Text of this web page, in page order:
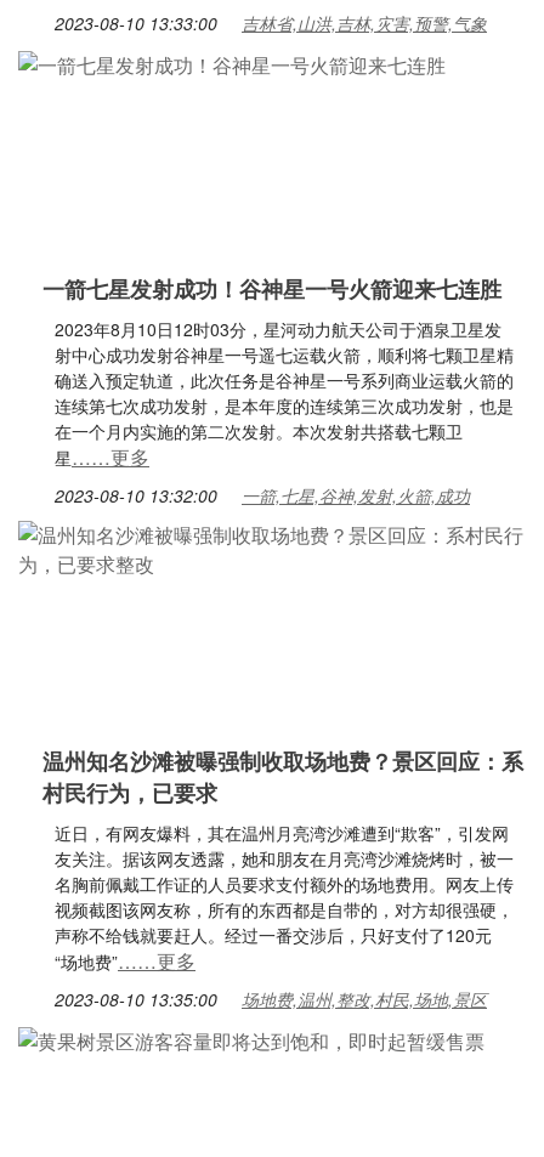
2023-08-10 13:33:00 吉林省,山洪,吉林,灾害,预警,气象
一箭七星发射成功！谷神星一号火箭迎来七连胜
2023年8月10日12时03分，星河动力航天公司于酒泉卫星发
射中心成功发射谷神星一号遥七运载火箭，顺利将七颗卫星精
确送入预定轨道，此次任务是谷神星一号系列商业运载火箭的
连续第七次成功发射，是本年度的连续第三次成功发射，也是
在一个月内实施的第二次发射。本次发射共搭载七颗卫
星……更多
2023-08-10 13:32:00 一箭,七星,谷神,发射,火箭,成功
温州知名沙滩被曝强制收取场地费？景区回应：系
村民行为，已要求
近日，有网友爆料，其在温州月亮湾沙滩遭到“欺客”，引发网
友关注。据该网友透露，她和朋友在月亮湾沙滩烧烤时，被一
名胸前佩戴工作证的人员要求支付额外的场地费用。网友上传
视频截图该网友称，所有的东西都是自带的，对方却很强硬，
声称不给钱就要赶人。经过一番交涉后，只好支付了120元
“场地费”……更多
2023-08-10 13:35:00 场地费,温州,整改,村民,场地,景区